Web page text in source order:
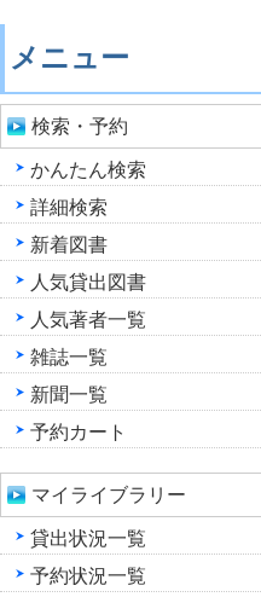
メニュー
検索・予約
かんたん検索
詳細検索
新着図書
人気貸出図書
人気著者一覧
雑誌一覧
新聞一覧
予約カート
マイライブラリー
貸出状況一覧
予約状況一覧